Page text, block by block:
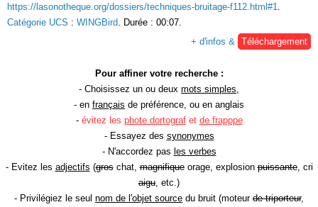
https://lasonotheque.org/dossiers/techniques-bruitage-f112.html#1
Catégorie UCS : WINGBird . Durée : 00:07.
+ d'infos &
Téléchargement
Pour affiner votre recherche :
- Choisissez un ou deux mots simples
- en français de préférence, ou en anglais
- évitez les phote dortografet de frapppe
- Essayez des synonymes
- N'accordez pas les verbes
- Evitez les adjectifs (groschat,magnifiqueorage, explosionpuissante, cri
aigu , etc.)
- Privilégiez le seul nom de l'objet source du bruit (moteur de triporteur,